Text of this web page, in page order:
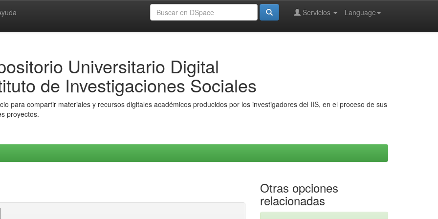
Language
Servicios
Universitario Digital
de Investigaciones Sociales
para compartir materiales y recursos digitales académicos producidos por los investigadores del IIS, en el proceso de sus
proyectos.
Otras opciones
relacionadas